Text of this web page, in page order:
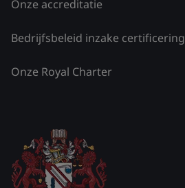
Onze accreditatie
Bedrijfsbeleid inzake certificering
Onze Royal Charter